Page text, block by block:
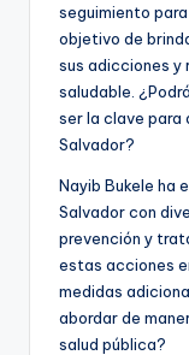
seguimiento
objetivo de
sus adicciones y
saludable.
ser la clave para
Salvador?
Nayib Bukele ha
Salvador con
prevención y
estas acciones
medidas
abordar de
salud pública?